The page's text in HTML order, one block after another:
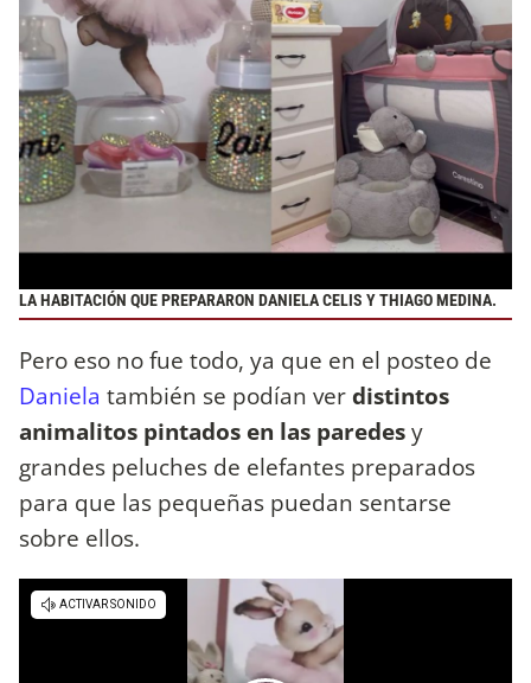
LA HABITACIÓN QUE PREPARARON DANIELA CELIS Y THIAGO MEDINA.
Pero eso no fue todo, ya que en el posteo de
Daniela también se podían verdistintos
animalitos pintados en las paredesy
grandes peluches de elefantes preparados
para que las pequeñas puedan sentarse
sobre ellos.